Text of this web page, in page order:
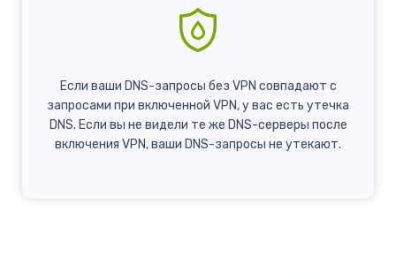
Если ваши DNS-запросы без VPN совпадают с
запросами при включенной VPN, у вас есть утечка
DNS. Если вы не видели те же DNS-серверы после
включения VPN, ваши DNS-запросы не утекают.